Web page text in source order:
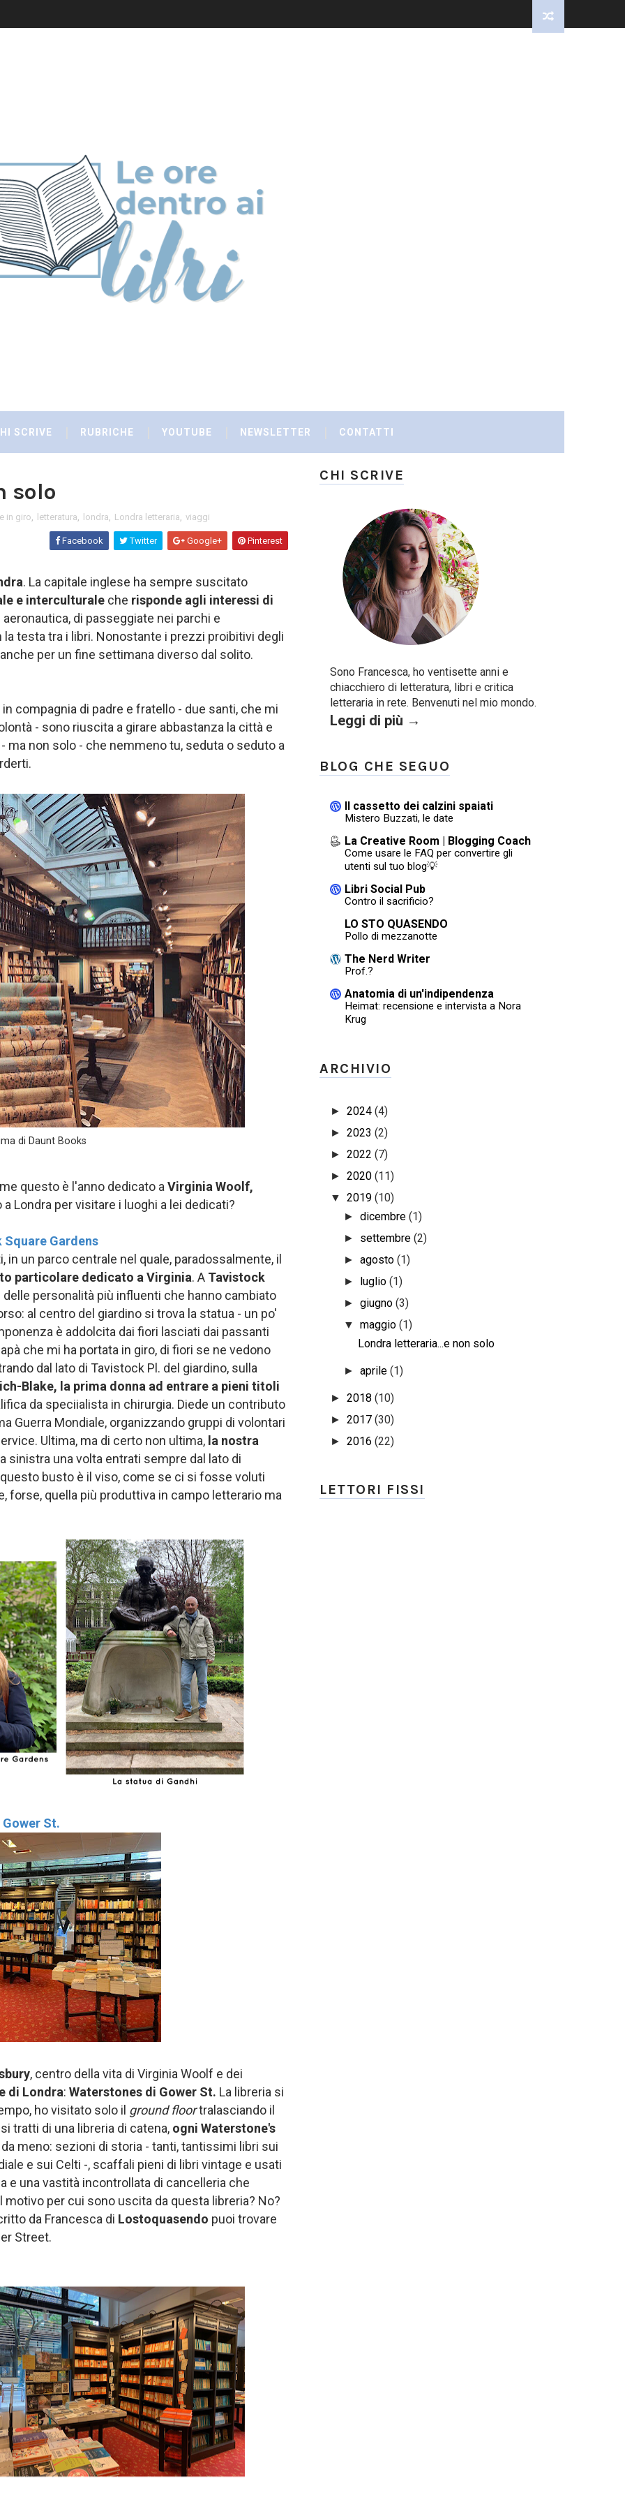
SCRIVE RUBRICHE YOUTUBE NEWSLETTER CONTATTI
solo
in giro, letteratura, londra, Londra letteraria, viaggi
Facebook Twitter Google+ Pinterest
. La capitale inglese ha sempre suscitato
e interculturale che risponde agli interessi di
di passeggiate nei parchi e
testa tra i libri. Nonostante i prezzi proibitivi degli
per un fine settimana diverso dal solito.
compagnia di padre e fratello - due santi, che mi
- sono riuscita a girare abbastanza la città e
ma non solo - che nemmeno tu, seduta o seduto a
di Daunt Books
questo è l'anno dedicato a Virginia Woolf,
Londra per visitare i luoghi a lei dedicati?
Gardens
un parco centrale nel quale, paradossalmente, il
particolare dedicato a Virginia. A Tavistock
personalità più influenti che hanno cambiato
al centro del giardino si trova la statua - un po'
è addolcita dai fiori lasciati dai passanti
che mi ha portata in giro, di fiori se ne vedono
dal lato di Tavistock Pl. del giardino, sulla
Blake, la prima donna ad entrare a pieni titoli
da speciialista in chirurgia. Diede un contributo
Guerra Mondiale, organizzando gruppi di volontari
Ultima, ma di certo non ultima, la nostra
sinistra una volta entrati sempre dal lato di
busto è il viso, come se ci si fosse voluti
forse, quella più produttiva in campo letterario ma
Gower St.
, centro della vita di Virginia Woolf e dei
di Londra: Waterstones di Gower St. La libreria si
ho visitato solo il ground floortralasciando il
tratti di una libreria di catena, ogni Waterstone's
meno: sezioni di storia - tanti, tantissimi libri sui
e sui Celti -, scaffali pieni di libri vintage e usati
e una vastità incontrollata di cancelleria che
per cui sono uscita da questa libreria? No?
da Francesca di Lostoquasendo puoi trovare
Street.
CHI SCRIVE
Sono Francesca, ho ventisette anni e
chiacchiero di letteratura, libri e critica
letteraria in rete. Benvenuti nel mio mondo.
Leggi di più →
BLOG CHE SEGUO
Il cassetto dei calzini spaiati
Mistero Buzzati, le date
La Creative Room | Blogging Coach
Come usare le FAQ per convertire gli
utenti sul tuo blog💡
Libri Social Pub
Contro il sacrificio?
LO STO QUASENDO
Pollo di mezzanotte
The Nerd Writer
Prof.?
Anatomia di un'indipendenza
Heimat: recensione e intervista a Nora
Krug
ARCHIVIO
► 2024 (4)
► 2023 (2)
► 2022 (7)
► 2020 (11)
▼ 2019 (10)
►dicembre (1)
► settembre (2)
►agosto (1)
► luglio (1)
►giugno (3)
▼ maggio (1)
Londra letteraria...e non solo
►aprile (1)
► 2018 (10)
► 2017 (30)
► 2016 (22)
LETTORI FISSI